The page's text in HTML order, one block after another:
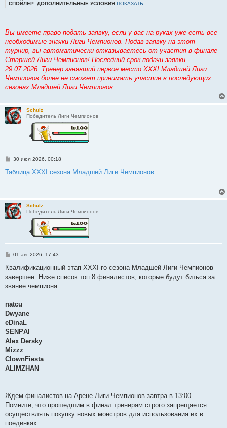
СПОЙЛЕР: ДОПОЛНИТЕЛЬНЫЕ УСЛОВИЯ ПОКАЗАТЬ
Вы имеете право подать заявку, если у вас на руках уже есть все
необходимые значки Лиги Чемпионов. Подав заявку на этот
турнир, вы автоматически отказываетесь от участия в финале
Старшей Лиги Чемпионов! Последний срок подачи заявки -
29.07.2026. Тренер занявший первое место XXXI Младшей Лиги
Чемпионов более не сможет принимать участие в последующих
сезонах Младшей Лиги Чемпионов.
Schulz
Победитель Лиги Чемпионов
С
о
б
и
е
30 июл 2026, 00:18
Таблица XXXI сезона Младшей Лиги Чемпионов
Schulz
Победитель Лиги Чемпионов
С
о
щ
е
е
01 авг 2026, 17:43
Квалификационный этап XXXI-го сезона Младшей Лиги Чемпионов
завершен. Ниже список топ 8 финалистов, которые будут биться за
звание чемпиона.
natcu
Dwyane
eDinaL
SЕNPАI
Alex Dersky
Mizzz
ClownFiesta
ALIMZHAN
Ждем финалистов на Арене Лиги Чемпионов завтра в 13:00.
Помните, что прошедшим в финал тренерам строго запрещается
осуществлять покупку новых монстров для использования их в
поединках.